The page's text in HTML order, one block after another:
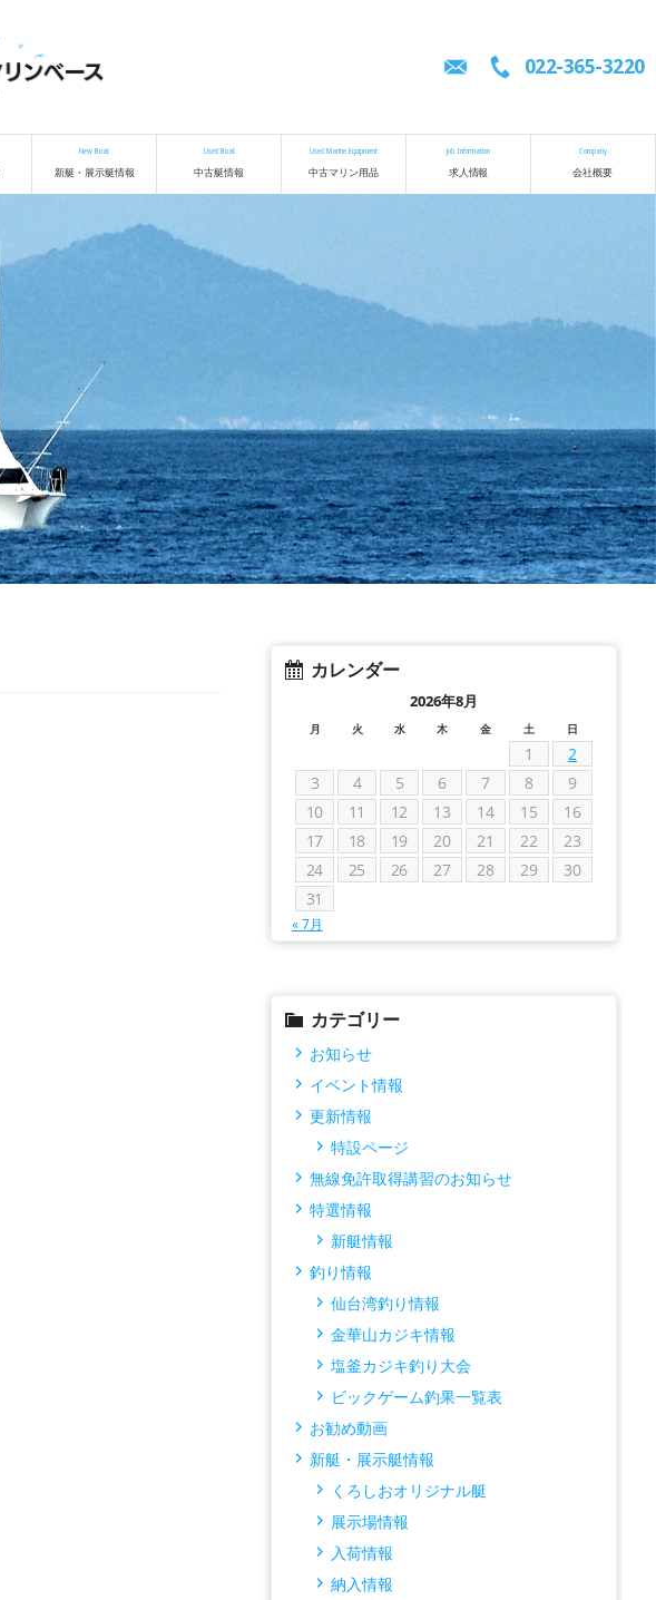
022-365-3220
New Boat
新艇・展示艇情報
Used Boat
中古艇情報
Used Marine Equipment
中古マリン用品
Job Information
求人情報
Company
会社概要
カレンダー
2026年8月
月 火 水 木 金 土 日
1
2
3
4 5 6 7 8
9
10
11 12 13 14 15
16
17
18 19 20 21 22
23
24
25 26 27 28 29
30
31
« 7月
カテゴリー
お知らせ
イベント情報
更新情報
特設ページ
無線免許取得講習のお知らせ
特選情報
新艇情報
釣り情報
仙台湾釣り情報
金華山カジキ情報
塩釜カジキ釣り大会
ビックゲーム釣果一覧表
お勧め動画
新艇・展示艇情報
くろしおオリジナル艇
展示場情報
入荷情報
納入情報